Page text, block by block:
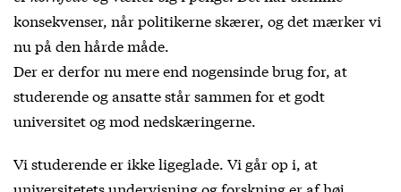
konsekvenser, når politikerne skærer, og det mærker vi
nu på den hårde måde.
Der er derfor nu mere end nogensinde brug for, at
studerende og ansatte står sammen for et godt
universitet og mod nedskæringerne.
Vi studerende er ikke ligeglade. Vi går op i, at